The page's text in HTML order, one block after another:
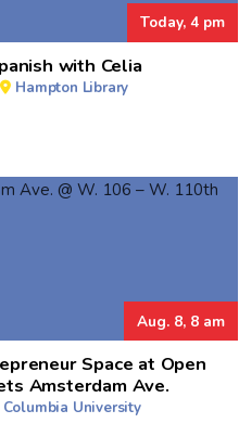
Today, 4 pm
with Celia
Hampton Library
Aug. 8, 8 am
Space at Open
Amsterdam Ave.
Columbia University